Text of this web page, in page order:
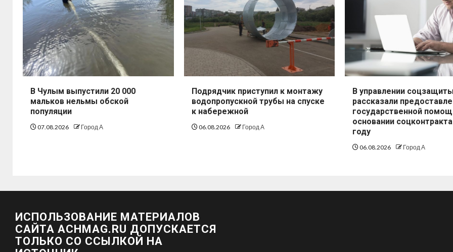
В Чулым выпустили 20 000
мальков нельмы обской
популяции
07.08.2026 Город А
Подрядчик приступил к монтажу
водопропускной трубы на спуске
к набережной
06.08.2026 Город А
В управлении
рассказали
государственной
основании
году
06.08.2026 Город А
ИСПОЛЬЗОВАНИЕ МАТЕРИАЛОВ
САЙТА ACHMAG.RU ДОПУСКАЕТСЯ
ТОЛЬКО СО ССЫЛКОЙ НА